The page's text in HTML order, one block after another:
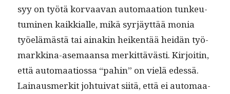
syy on työtä kor­vaa­van automaa­tion tunkeu­
tu­mi­nen kaikkialle, mikä syr­jäyt­tää monia
työelämästä tai ainakin heiken­tää hei­dän työ­
markki­na-ase­maansa merkit­tävästi. Kir­joitin,
että automaa­tios­sa “pahin” on vielä edessä.
Lain­aus­merk­it joh­tu­i­v­at siitä, että ei automaa­